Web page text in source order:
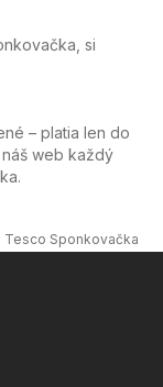
si
– platia len do
web každý
Tesco Sponkovačka